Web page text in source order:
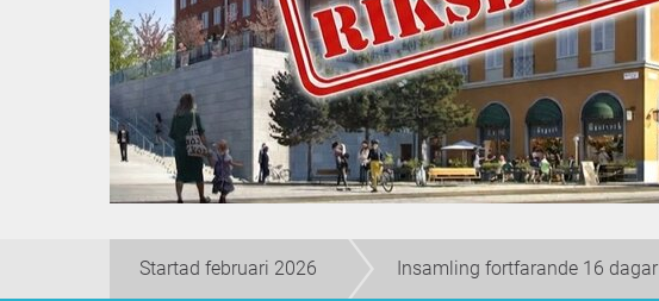
Startad februari 2026 Insamling fortfarande 16 dagar